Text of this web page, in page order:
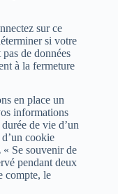
sur ce
si votre
de données
à la fermeture
en place un
informations
de vie d’un
cookie
« Se souvenir de
pendant deux
compte, le